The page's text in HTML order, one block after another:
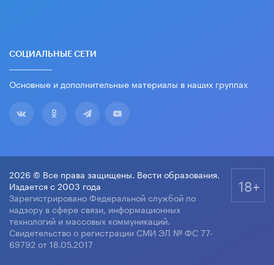
СОЦИАЛЬНЫЕ СЕТИ
Основные и дополнительные материалы в наших группах
2026 © Все права защищены. Вести образования.
Издается с 2003 года
Зарегистрировано Федеральной службой по
надзору в сфере связи, информационных
технологий и массовых коммуникаций.
Свидетельство о регистрации СМИ ЭЛ № ФС 77-
69792 от 18.05.2017
18+